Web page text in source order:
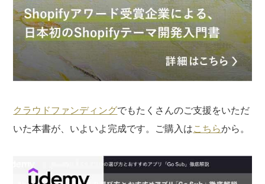
クラウドファンディングでもたくさんのご支援をいただ
いた本書が、いよいよ完成です。ご購入はこちらから。